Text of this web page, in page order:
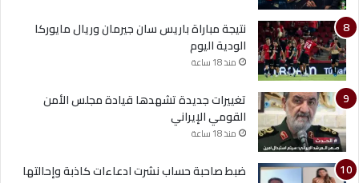
نتيجة مباراة باريس سان جيرمان وريال مايوركا
الودية اليوم
منذ 18 ساعة
تغييرات جديدة تشهدها قيادة مجلس الأمن
القومي الإيراني
منذ 18 ساعة
ضبط صاحبة حساب نشرت ادعاءات كاذبة وإحالتها